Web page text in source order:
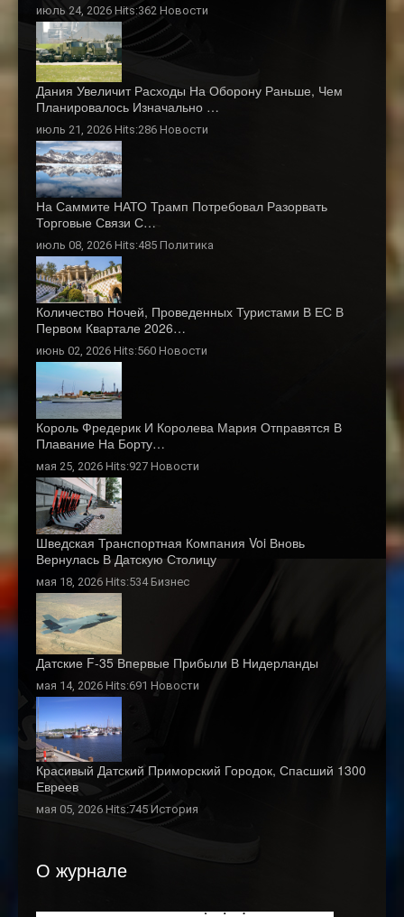
июль 24, 2026 Hits:362 Новости
Дания Увеличит Расходы На Оборону Раньше, Чем
Планировалось Изначально …
июль 21, 2026 Hits:286 Новости
На Саммите НАТО Трамп Потребовал Разорвать
Торговые Связи С…
июль 08, 2026 Hits:485 Политика
Количество Ночей, Проведенных Туристами В ЕС В
Первом Квартале 2026…
июнь 02, 2026 Hits:560 Новости
Король Фредерик И Королева Мария Отправятся В
Плавание На Борту…
мая 25, 2026 Hits:927 Новости
Шведская Транспортная Компания Voi Вновь
Вернулась В Датскую Столицу
мая 18, 2026 Hits:534 Бизнес
Датские F-35 Впервые Прибыли В Нидерланды
мая 14, 2026 Hits:691 Новости
Красивый Датский Приморский Городок, Спасший 1300
Евреев
мая 05, 2026 Hits:745 История
О журнале